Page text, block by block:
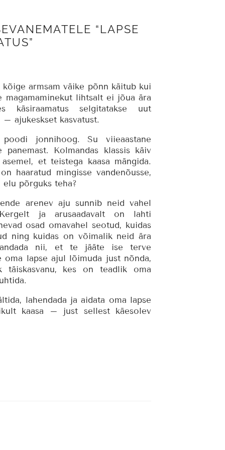
“LAPSE
armsam väike põnn käitub kui
lihtsalt ei jõua ära
käsiraamatus selgitatakse uut
– ajukeskset kasvatust.
jonnihoog. Su viieaastane
Kolmandas klassis käiv
et teistega kaasa mängida.
haaratud mingisse vandenõusse,
põrguks teha?
arenev aju sunnib neid vahel
ja arusaadavalt on lahti
osad omavahel seotud, kuidas
ning kuidas on võimalik neid ära
nii, et te jääte ise terve
lapse ajul lõimuda just nõnda,
täiskasvanu, kes on teadlik oma
lahendada ja aidata oma lapse
kaasa – just sellest käesolev